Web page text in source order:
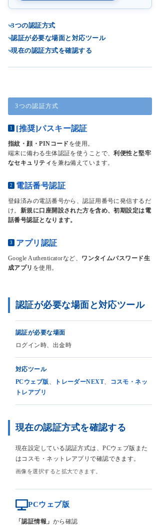
3つの認証方式
認証が必要な場面と対応ツール
現在の認証方式を確認する
3つの認証方式
1 [推奨]パスキー認証
指紋・顔・PINコード を使用。
端末に備わる生体認証を使うことで、利便性と堅牢
なセキュリティ を兼ね備えています。
2 電話番号認証
登録済みの電話番号から、認証用番号に発信するだ
け。 新規に口座開設された方を含め、初期設定は電
話番号認証となります。
3 アプリ認証
Google Authenticatorなど、 ワンタイムパスワード生
成アプリ を使用。
認証が必要な場面と対応ツール
認証が必要な場面
ログイン時、出金時
対応ツール
PCウェブ版、 トレーダーNEXT、
コスモ・ネッ
トレアプリ
現在の認証方式を確認する
現在設定している認証方式は、PCウェブ版また
はコスモ・ネットレアプリで確認できます。
画像を選択すると拡大できます。
PCウェブ版
「認証情報」 から確認